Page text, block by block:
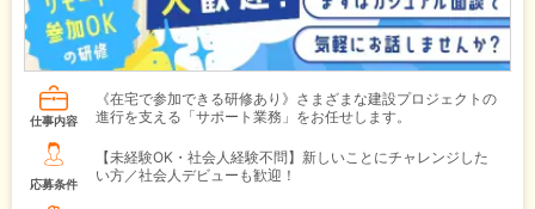
仕事内容
《在宅で参加できる研修あり》さまざまな建設プロジェクトの
進行を支える「サポート業務」をお任せします。
応募条件
【未経験OK・社会人経験不問】新しいことにチャレンジした
い方／社会人デビューも歓迎！